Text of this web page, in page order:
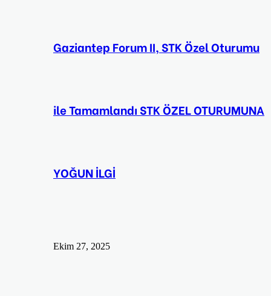
Gaziantep Forum II, STK Özel Oturumu
ile Tamamlandı STK ÖZEL OTURUMUNA
YOĞUN İLGİ
Ekim 27, 2025